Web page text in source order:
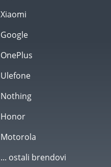
Xiaomi
Google
OnePlus
Ulefone
Nothing
Honor
Motorola
... ostali brendovi